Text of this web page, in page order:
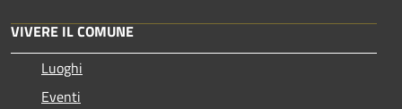
VIVERE IL COMUNE
Luoghi
Eventi